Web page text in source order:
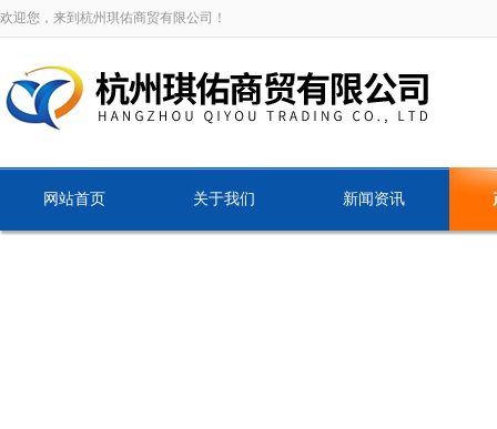
欢迎您，来到杭州琪佑商贸有限公司！
网站首页 关于我们 新闻资讯